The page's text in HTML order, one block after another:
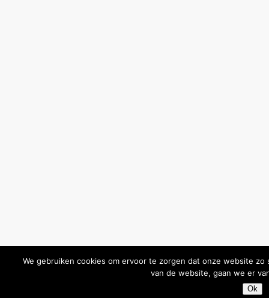
We gebruiken cookies om ervoor te zorgen dat onze website
van de website, gaan we er
Ok